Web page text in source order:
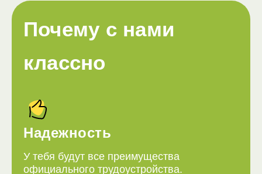
Почему с нами
классно
Надежность
У тебя будут все преимущества
официального трудоустройства.